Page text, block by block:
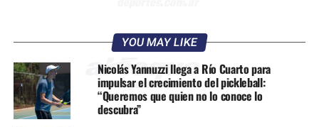
YOU MAY LIKE
Nicolás Yannuzzi llega a Río Cuarto para
impulsar el crecimiento del pickleball:
“Queremos que quien no lo conoce lo
descubra”